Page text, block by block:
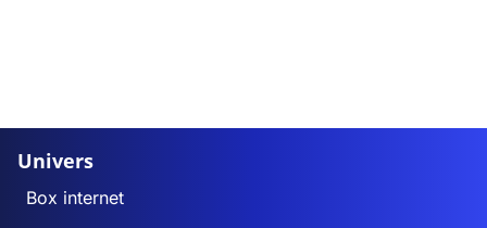
Univers
Box internet